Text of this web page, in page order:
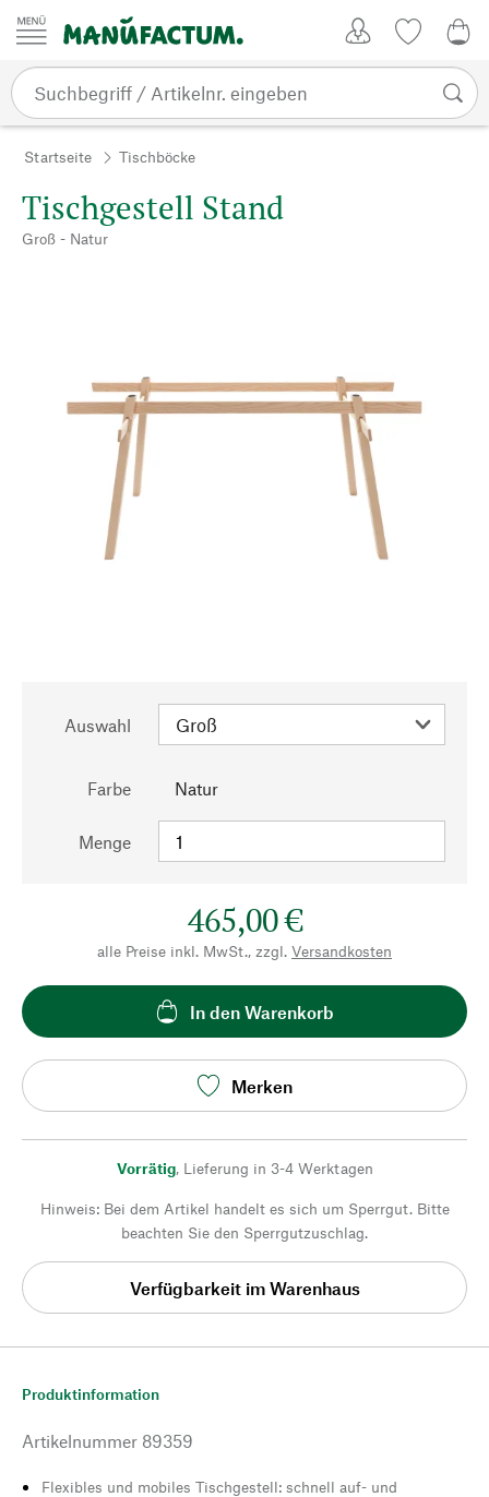
Zum Inhalt springen
Startseite Tischböcke
Tischgestell Stand
Groß - Natur
Auswahl
Farbe Natur
Menge
465,00 €
alle Preise inkl. MwSt., zzgl. Versandkosten
In den Warenkorb
Merken
Vorrätig, Lieferung in 3-4 Werktagen
Hinweis: Bei dem Artikel handelt es sich um Sperrgut. Bitte
beachten Sie den Sperrgutzuschlag.
Verfügbarkeit im Warenhaus
Produktinformation
Artikelnummer 89359
Flexibles und mobiles Tischgestell: schnell auf- und